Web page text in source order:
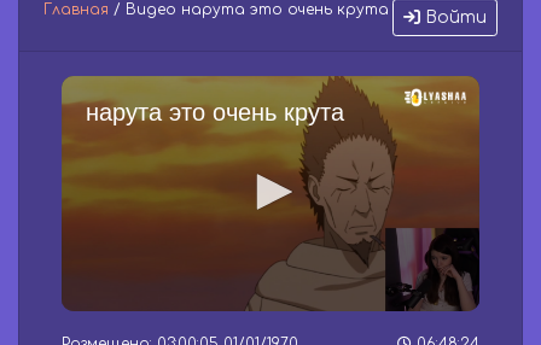
Войти
Главная / Видео нарута это очень крута
нарута это очень крута
s